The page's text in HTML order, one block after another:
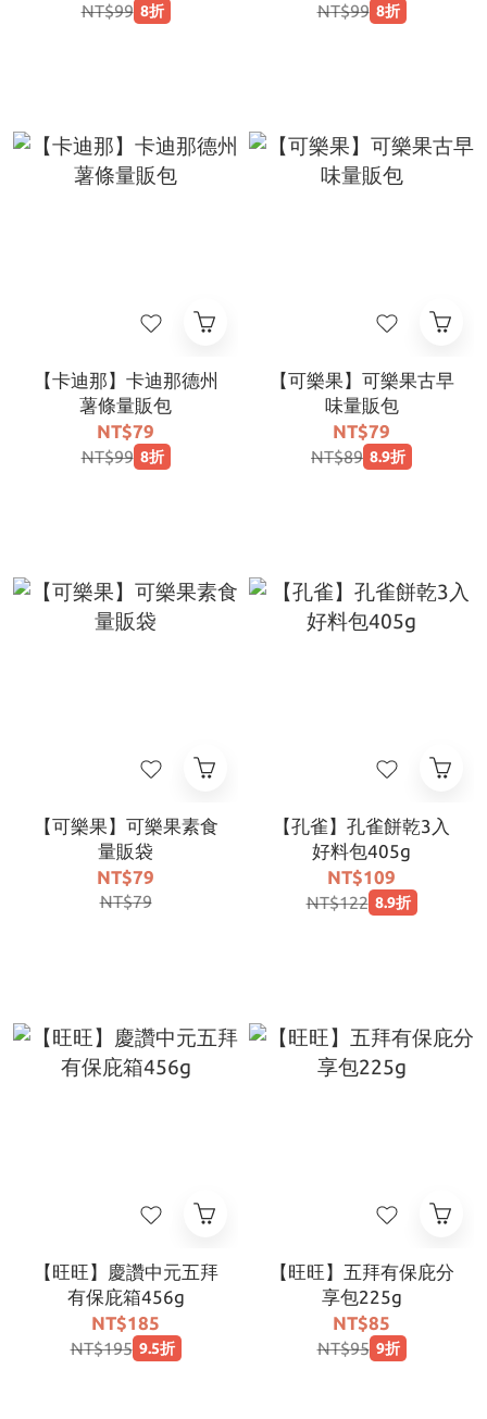
NT$99 8折 NT$99 8折
【卡迪那】卡迪那德州
薯條量販包
NT$79
NT$99 8折
【可樂果】可樂果古早
味量販包
NT$79
NT$89 8.9折
【可樂果】可樂果素食
量販袋
NT$79
NT$79
【孔雀】孔雀餅乾3入
好料包405g
NT$109
NT$122 8.9折
【旺旺】慶讚中元五拜
有保庇箱456g
NT$185
NT$195 9.5折
【旺旺】五拜有保庇分
享包225g
NT$85
NT$95 9折